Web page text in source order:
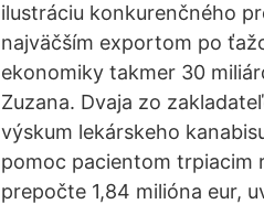
ilustráciu konkurenčného
najväčším exportom po
ekonomiky takmer 30
Zuzana. Dvaja zo
výskum lekárskeho
pomoc pacientom trpiacim
prepočte 1,84 milióna eur,